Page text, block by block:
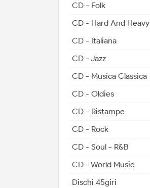
CD - Folk
CD - Hard And Heavy
CD - Italiana
CD - Jazz
CD - Musica Classica
CD - Oldies
CD - Ristampe
CD - Rock
CD - Soul - R&B
CD - World Music
Dischi 45giri